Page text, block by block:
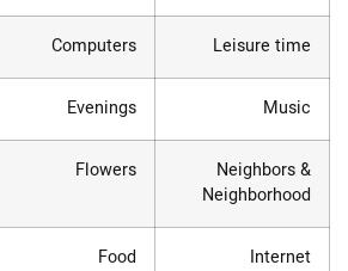
Leisure time
Computers
Music
Evenings
Neighbors &
Neighborhood
Flowers
Internet
Food